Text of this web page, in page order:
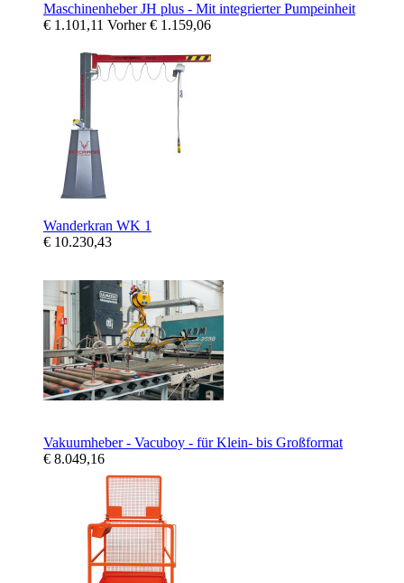
Maschinenheber JH plus - Mit integrierter Pumpeinheit
€ 1.101,11 Vorher€ 1.159,06
Wanderkran WK 1
€ 10.230,43
Vakuumheber - Vacuboy - für Klein- bis Großformat
€ 8.049,16